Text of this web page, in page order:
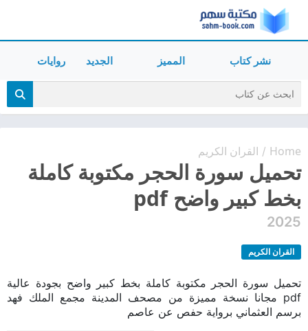
نشر كتاب المميز الجديد روايات
Home
/ القران الكريم
تحميل سورة الحجر مكتوبة كاملة
بخط كبير واضح pdf
2025
القران الكريم
تحميل سورة الحجر مكتوبة كاملة بخط كبير واضح بجودة عالية
pdf مجانا نسخة مميزة من مصحف المدينة مجمع الملك فهد
برسم العثماني برواية حفص عن عاصم